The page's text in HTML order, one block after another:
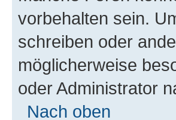
vorbehalten sein.
schreiben oder
möglicherweise
oder Administrator
Nach oben